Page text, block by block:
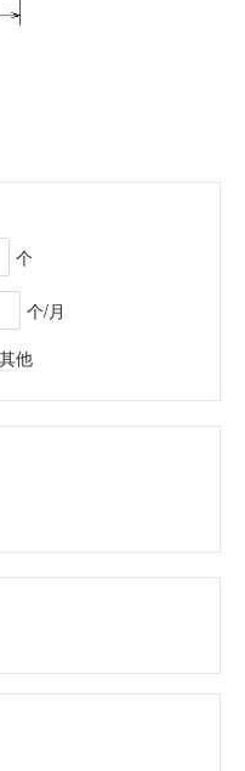
产品型号：
个
个/月
其他